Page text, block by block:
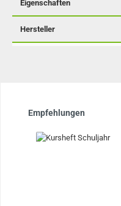
Eigenschaften
Hersteller
Produktgalerie überspringen
Empfehlungen